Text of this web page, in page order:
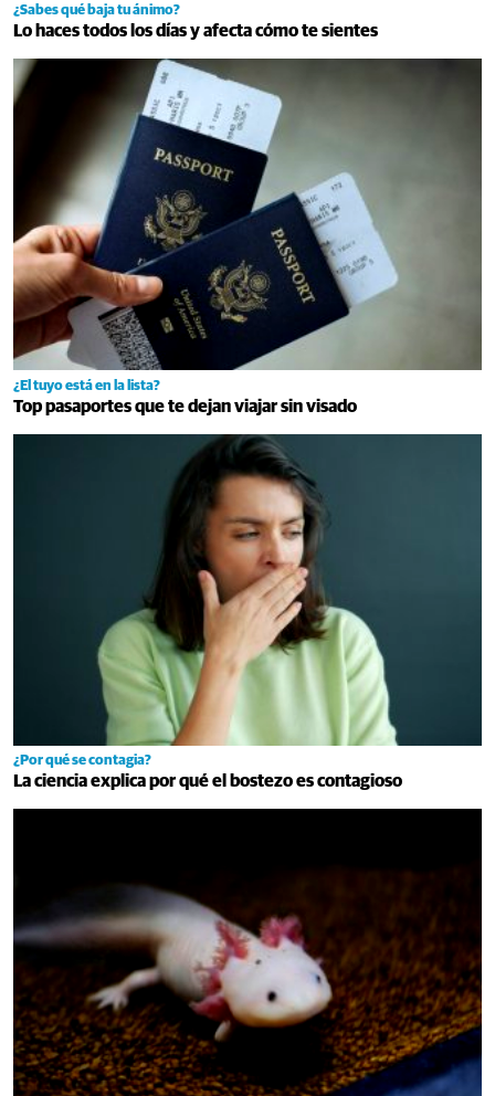
¿Sabes qué baja tu ánimo?
Lo haces todos los días y afecta cómo te sientes
¿El tuyo está en la lista?
Top pasaportes que te dejan viajar sin visado
¿Por qué se contagia?
La ciencia explica por qué el bostezo es contagioso